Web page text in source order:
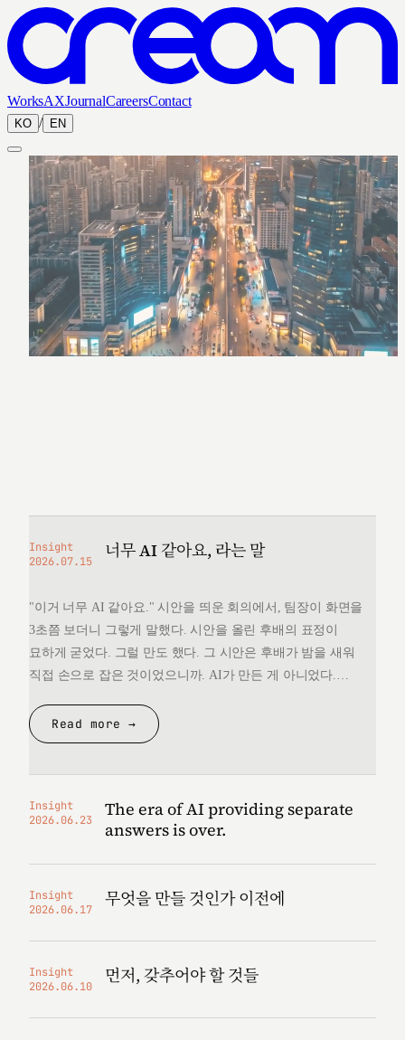
WorksAXJournalCareersContact
KO / EN
Insight
2026.07.15
너무 AI 같아요, 라는 말
"이거 너무 AI 같아요." 시안을 띄운 회의에서, 팀장이 화면을
3초쯤 보더니 그렇게 말했다. 시안을 올린 후배의 표정이
묘하게 굳었다. 그럴 만도 했다. 그 시안은 후배가 밤을 새워
직접 손으로 잡은 것이었으니까. AI가 만든 게 아니었다.
것을 변호할 언어를 끝내 찾지 못했다. 돌아오는 길에
생각했다. 대체 "AI 같다"는…
Read more →
Insight
2026.06.23
The era of AI providing separate
answers is over.
Insight
2026.06.17
무엇을 만들 것인가 이전에
Insight
2026.06.10
먼저, 갖추어야 할 것들